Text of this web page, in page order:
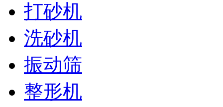
打砂机
洗砂机
振动筛
整形机